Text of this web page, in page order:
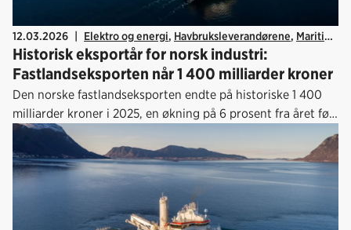
12.03.2026 | Elektro og energi, Havbruksleverandørene, Maritim
Offshore,Økonomi,Designindustrien
Kraftforedlende industri
Historisk eksportår for norsk industri:
Fastlandseksporten når 1 400 milliarder kroner
Den norske fastlandseksporten endte på historiske 1 400
milliarder kroner i 2025, en økning på 6 prosent fra året før.
Dette kommer fram i Eksportmeldingen 2026 som ble
lansert 10. mars.